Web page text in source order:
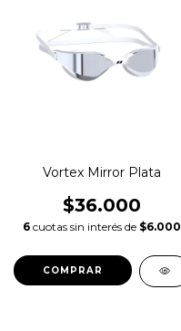
Vortex Mirror Plata
$36.000
6 cuotas sin interés de $6.000